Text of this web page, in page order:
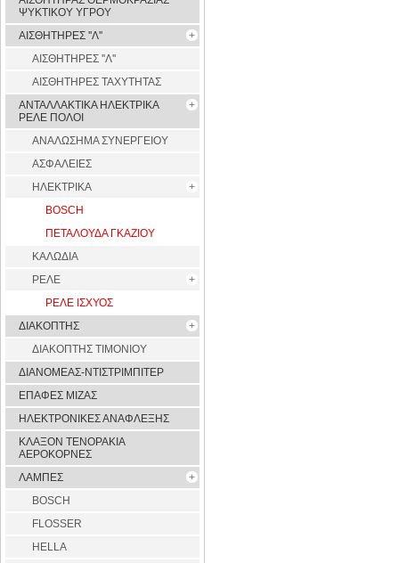
ΨΥΚΤΙΚΟΥ ΥΓΡΟΥ
ΑΙΣΘΗΤΗΡΕΣ ''Λ''
ΑΙΣΘΗΤΗΡEΣ ''Λ''
ΑΙΣΘΗΤΗΡEΣ ΤΑΧΥΤΗΤΑΣ
ΑΝΤΑΛΛΑΚΤΙΚΑ ΗΛΕΚΤΡΙΚΑ
ΡΕΛΕ ΠΟΛΟΙ
ΑΝΑΛΩΣΗΜΑ ΣΥΝΕΡΓΕΙΟΥ
ΑΣΦΑΛΕΙΕΣ
ΗΛΕΚΤΡΙΚΑ
BOSCH
ΠΕΤΑΛΟΥΔΑ ΓΚΑΖΙΟΥ
ΚΑΛΩΔΙΑ
ΡΕΛΕ
ΡΕΛΕ ΙΣΧΥΟΣ
ΔΙΑΚΟΠΤΗΣ
ΔΙΑΚΟΠΤΗΣ ΤΙΜΟΝΙΟΥ
ΔΙΑΝΟΜΕΑΣ-ΝΤΙΣΤΡΙΜΠΙΤΕΡ
ΕΠΑΦΕΣ ΜΙΖΑΣ
ΗΛΕΚΤΡΟΝΙΚΕΣ ΑΝΑΦΛΕΞΗΣ
ΚΛΑΞΟΝ ΤΕΝΟΡΑΚΙΑ
ΑΕΡΟΚΟΡΝΕΣ
ΛΑΜΠΕΣ
BOSCH
FLOSSER
HELLA